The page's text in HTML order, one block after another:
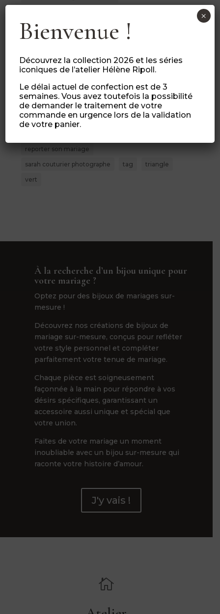
faire-part mariage personnalisé
faire-part retro faire-part rose et beige
faire-part triangle faire-part voyage fanion
graphique gris hexagone jaune kraft
mariage coronavirus moulin des ecrevisses
Noces de porcelaine papeterie graphique
reporter son mariage
sarah couturier photographe tag triangle
vert
À la recherche d’un bijou unique pour
votre mariage ?
Optez pour des bijoux de mariages sur-
mesure !
Découvrez nos créations de bijoux de
mariage sur-mesure, conçus pour refléter
votre style personnel et compléter
parfaitement votre tenue de mariage.
Chaque pièce est soigneusement
façonnée à la main pour répondre à vos
désirs spécifiques, garantissant un
accessoire aussi unique et spécial que
votre union.
Faites de votre mariage un moment
inoubliable avec un bijou sur-mesure qui
raconte votre histoire d’amour.
J'y vais !

Bienvenue !
Découvrez la collection 2026 et les séries
iconiques de l’atelier Hélène Ripoll.
Le délai actuel de confection est de 3
semaines. Vous avez toutefois la possibilité
de demander le traitement de votre
commande en urgence lors de la validation
de votre panier.
×